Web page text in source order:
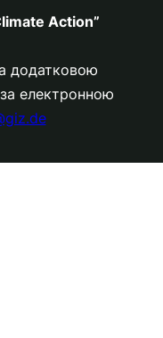
Action”
додатковою
електронною